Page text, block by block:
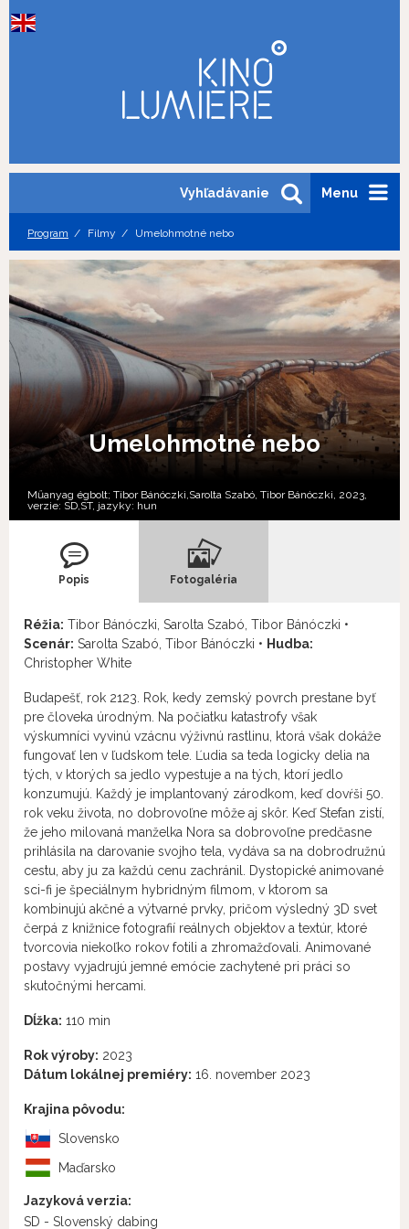
Menu
Vyhľadávanie
Program Filmy Umelohmotné nebo
Umelohmotné nebo
Műanyag égbolt; Tibor Bánóczki,Sarolta Szabó, Tibor Bánóczki, 2023,
verzie: SD, ST, jazyky: hun
Popis Fotogaléria
Réžia: Tibor Bánóczki, Sarolta Szabó, Tibor Bánóczki •
Scenár: Sarolta Szabó, Tibor Bánóczki • Hudba:
Christopher White
Budapešť, rok 2123. Rok, kedy zemský povrch prestane byť
pre človeka úrodným. Na počiatku katastrofy však
výskumníci vyvinú vzácnu výživnú rastlinu, ktorá však dokáže
fungovať len v ľudskom tele. Ľudia sa teda logicky delia na
tých, v ktorých sa jedlo vypestuje a na tých, ktorí jedlo
konzumujú. Každý je implantovaný zárodkom, keď dovŕši 50.
rok veku života, no dobrovoľne môže aj skôr. Keď Stefan zistí,
že jeho milovaná manželka Nora sa dobrovoľne predčasne
prihlásila na darovanie svojho tela, vydáva sa na dobrodružnú
cestu, aby ju za každú cenu zachránil. Dystopické animované
sci-fi je špeciálnym hybridným filmom, v ktorom sa
kombinujú akčné a výtvarné prvky, pričom výsledný 3D svet
čerpá z knižnice fotografií reálnych objektov a textúr, ktoré
tvorcovia niekoľko rokov fotili a zhromažďovali. Animované
postavy vyjadrujú jemné emócie zachytené pri práci so
skutočnými hercami.
Dĺžka: 110 min
Rok výroby: 2023
Dátum lokálnej premiéry: 16. november 2023
Krajina pôvodu:
Slovensko
Maďarsko
Jazyková verzia:
SD - Slovenský dabing